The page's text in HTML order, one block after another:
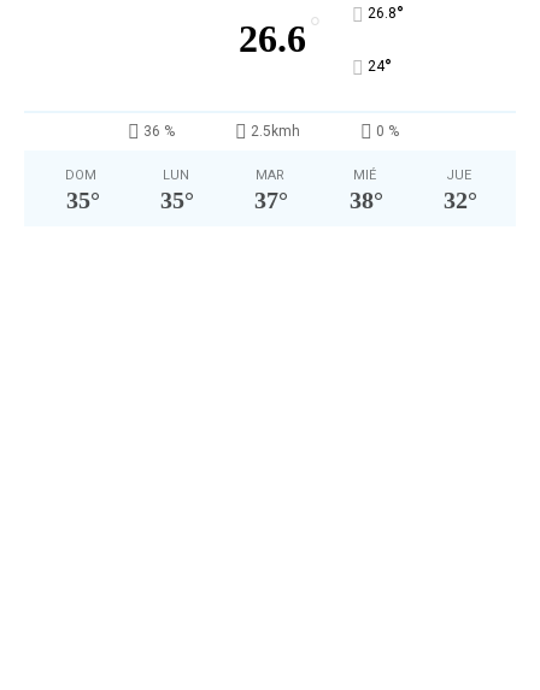
26.6 ° 26.8°
24°
36 % 2.5kmh 0 %
DOM
35°
LUN
35°
MAR
37°
MIÉ
38°
JUE
32°